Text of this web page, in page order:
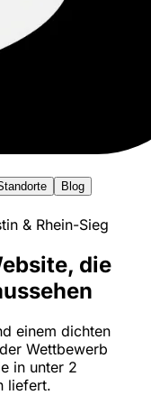
Blog
& Rhein-Sieg
die
einem dichten
Wettbewerb
in unter 2
liefert.